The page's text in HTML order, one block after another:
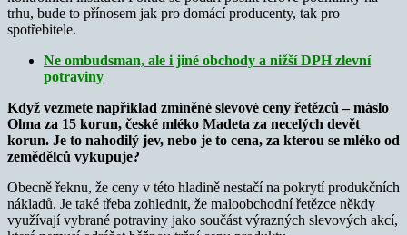
trhu, bude to přínosem jak pro domácí producenty, tak pro
spotřebitele.
Ne ombudsman, ale i jiné obchody a nižší DPH zlevní
potraviny
Když vezmete například zmíněné slevové ceny řetězců – máslo
Olma za 15 korun, české mléko Madeta za necelých devět
korun. Je to nahodilý jev, nebo je to cena, za kterou se mléko od
zemědělců vykupuje?
Obecně řeknu, že ceny v této hladině nestačí na pokrytí produkčních
nákladů. Je také třeba zohlednit, že maloobchodní řetězce někdy
využívají vybrané potraviny jako součást výrazných slevových akcí,